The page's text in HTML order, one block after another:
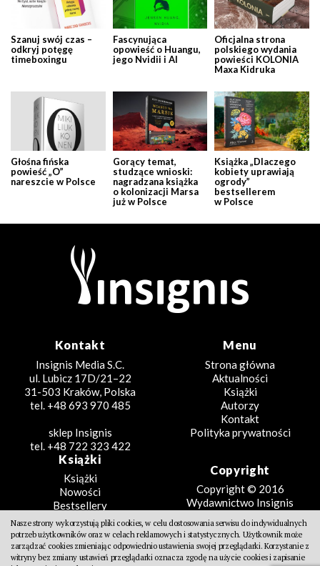
Szanuj swój czas –
odkryj potęgę
timeboxingu
Fascynująca
opowieść o Huangu,
jego Nvidii i AI
Oficjalna strona
polskiego wydania
powieści KOLONIA
Maxa Kidruka
Głośna fińska
powieść „O”
nareszcie w Polsce
Gorący temat,
studzące wnioski:
nagradzana książka
o kolonizacji Marsa
już w Polsce
Książka „Dlaczego
kobiety uprawiają
ogrody”
bestsellerem
w Polsce
Kontakt
Insignis Media S.C.
ul. Lubicz 17D/21–22
31-503 Kraków, Polska
tel. +48 693 970 485
sklep Insignis
tel. +48 722 323 422
Menu
Strona główna
Aktualności
Książki
Autorzy
Kontakt
Polityka prywatności
Książki
Książki
Nowości
Bestsellery
Zapowiedzi
Beletrystyka
Fantastyka
Literatura faktu
Copyright
Copyright © 2016
Wydawnictwo Insignis
Projekt
Design Partners
Nasze strony wykorzystują pliki cookies, w celu dostosowania serwisu do indywidualnych
potrzeb użytkowników oraz w celach reklamowych i statystycznych. Użytkownik może
zarządzać cookies zmieniając odpowiednio ustawienia swojej przeglądarki. Korzystanie z
witryny bez zmiany ustawień przeglądarki oznacza zgodę na użycie cookies i zapisanie